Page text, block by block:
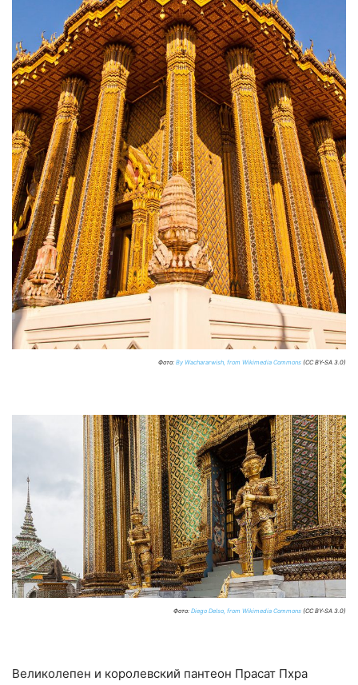
Фото: By Wachararwish, from Wikimedia Commons (CC BY-SA 3.0)
Фото: Diego Delso, from Wikimedia Commons (CC BY-SA 3.0)
Великолепен и королевский пантеон Прасат Пхра